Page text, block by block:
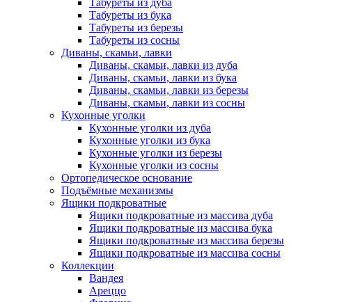
Табуреты из дуба
Табуреты из бука
Табуреты из березы
Табуреты из сосны
Диваны, скамьи, лавки
Диваны, скамьи, лавки из дуба
Диваны, скамьи, лавки из бука
Диваны, скамьи, лавки из березы
Диваны, скамьи, лавки из сосны
Кухонные уголки
Кухонные уголки из дуба
Кухонные уголки из бука
Кухонные уголки из березы
Кухонные уголки из сосны
Ортопедическое основание
Подъёмные механизмы
Ящики подкроватные
Ящики подкроватные из массива дуба
Ящики подкроватные из массива бука
Ящики подкроватные из массива березы
Ящики подкроватные из массива сосны
Коллекции
Вандея
Ареццо